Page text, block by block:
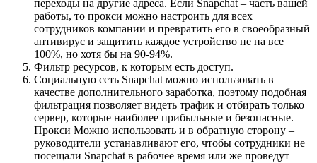
переходы на другие адреса. Если Snapchat – часть вашей
работы, то прокси можно настроить для всех
сотрудников компании и превратить его в своеобразный
антивирус и защитить каждое устройство не на все
100%, но хотя бы на 90-94%.
Фильтр ресурсов, к которым есть доступ.
Социальную сеть Snapchat можно использовать в
качестве дополнительного заработка, поэтому подобная
фильтрация позволяет видеть трафик и отбирать только
сервер, которые наиболее прибыльные и безопасные.
Прокси Можно использовать и в обратную сторону –
руководители устанавливают его, чтобы сотрудники не
посещали Snapchat в рабочее время или же проведут